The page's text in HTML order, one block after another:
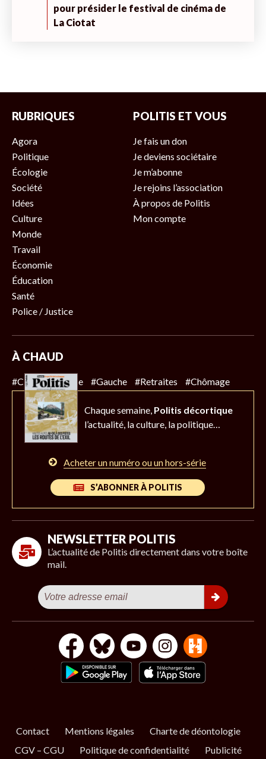
pour présider le festival de cinéma de
La Ciotat
RUBRIQUES
Agora
Politique
Écologie
Société
Idées
Culture
Monde
Travail
Économie
Éducation
Santé
Police / Justice
POLITIS ET VOUS
Je fais un don
Je deviens sociétaire
Je m’abonne
Je rejoins l’association
À propos de Politis
Mon compte
À CHAUD
#Climat #Police #Gauche #Retraites #Chômage
Chaque semaine, Politis décortique
l’actualité, la culture, la politique…
Acheter un numéro ou un hors-série
S’ABONNER À POLITIS
NEWSLETTER POLITIS
L’actualité de Politis directement dans votre boîte
mail.
Contact Mentions légales
Charte de déontologie
CGV – CGU
Politique de confidentialité Publicité